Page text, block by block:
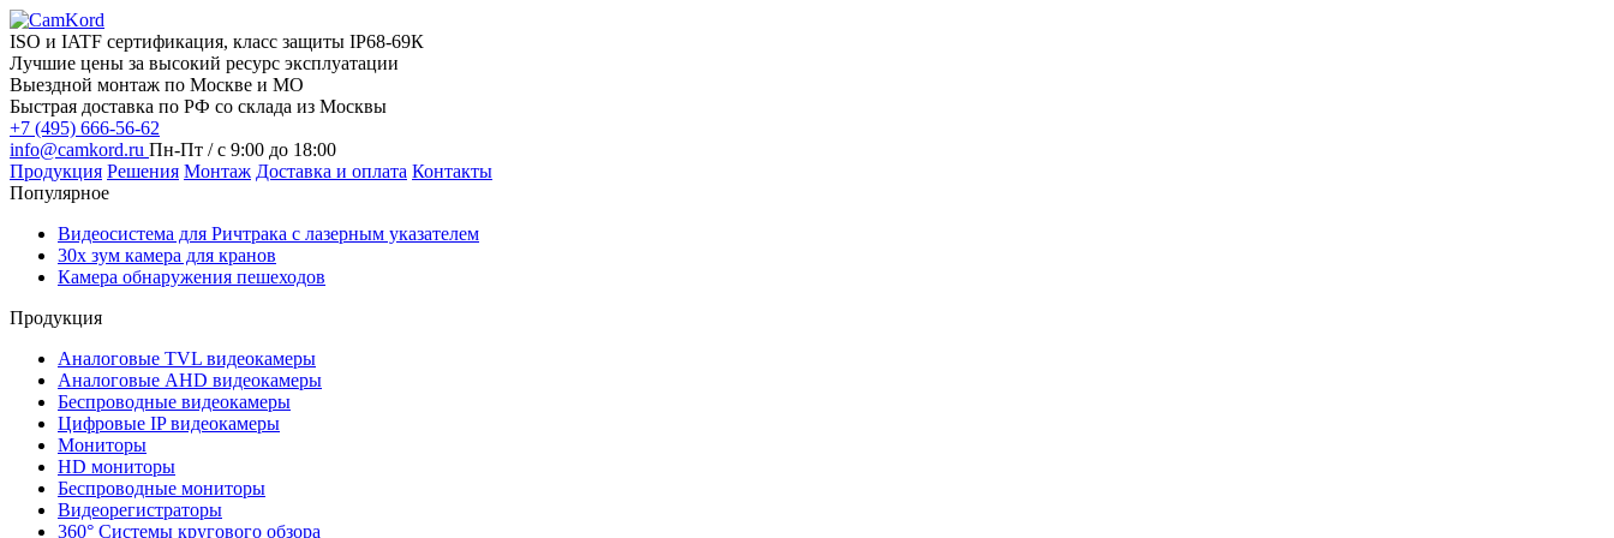
ISO и IATF сертификация, класс защиты IP68-69К
Лучшие цены за высокий ресурс эксплуатации
Выездной монтаж по Москве и МО
Быстрая доставка по РФ со склада из Москвы
+7 (495) 666-56-62
info@camkord.ru Пн-Пт / с 9:00 до 18:00
Продукция Решения Монтаж Доставка и оплата Контакты
Популярное
Видеосистема для Ричтрака с лазерным указателем
30x зум камера для кранов
Камера обнаружения пешеходов
Продукция
Аналоговые TVL видеокамеры
Аналоговые AHD видеокамеры
Беспроводные видеокамеры
Цифровые IP видеокамеры
Мониторы
HD мониторы
Беспроводные мониторы
Видеорегистраторы
360° Системы кругового обзора